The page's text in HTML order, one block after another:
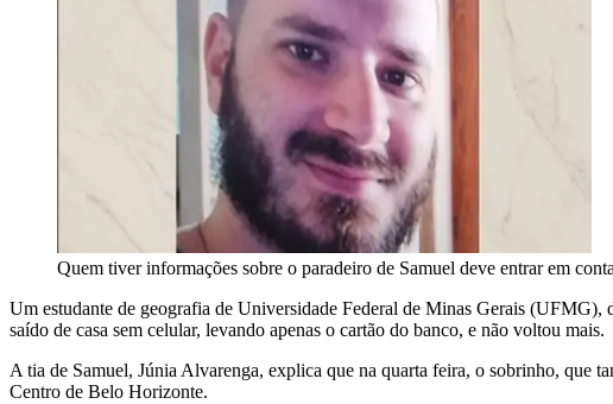
Quem tiver informações sobre o paradeiro de Samuel deve entrar em
Um estudante de geografia de Universidade Federal de Minas Gerais (UFMG),
saído de casa sem celular, levando apenas o cartão do banco, e não voltou mais.
A tia de Samuel, Júnia Alvarenga, explica que na quarta feira, o sobrinho, que
Centro de Belo Horizonte.